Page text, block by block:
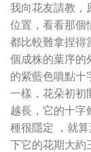
我向花友請教，
位置，看看那個
都比較難拿捏得
個成株的葉序的
的紫藍色噴點十
一樣，花朵初初
越長，它的十字
種很隱定 ，就
下它的花期大約